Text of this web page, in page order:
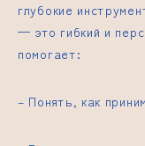
глубокие
— это гибкий и
помогает:
– Понять, как